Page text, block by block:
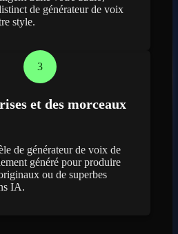
de générateur de voix
style.
3
et des morceaux
de générateur de voix de
généré pour produire
ou de superbes
IA.